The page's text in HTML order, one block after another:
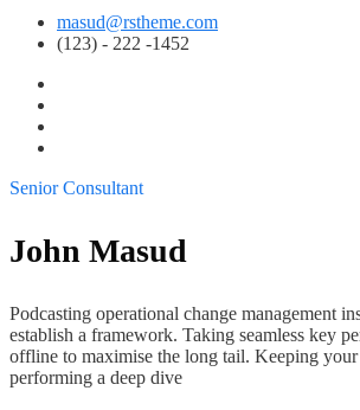
masud@rstheme.com
(123) - 222 -1452
Senior Consultant
John Masud
Podcasting operational change management
establish a framework. Taking seamless key
offline to maximise the long tail. Keeping
performing a deep dive